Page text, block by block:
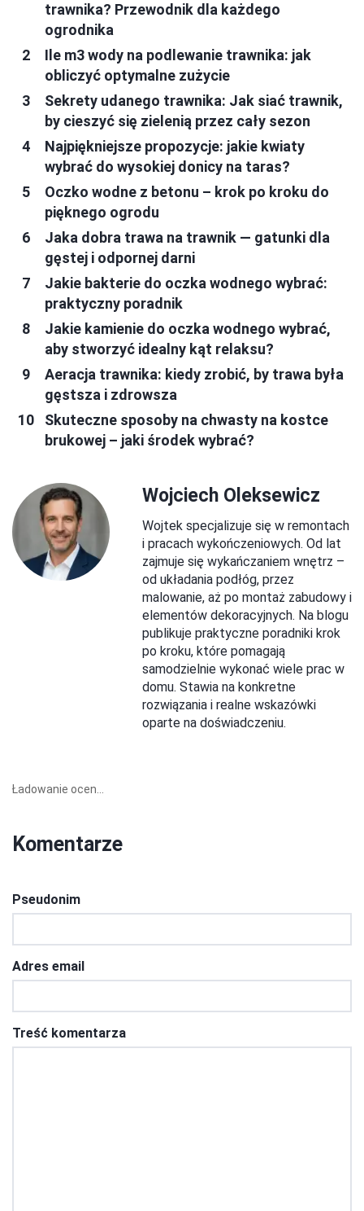
trawnika? Przewodnik dla każdego
ogrodnika
Ile m3 wody na podlewanie trawnika: jak
obliczyć optymalne zużycie
Sekrety udanego trawnika: Jak siać trawnik,
by cieszyć się zielenią przez cały sezon
Najpiękniejsze propozycje: jakie kwiaty
wybrać do wysokiej donicy na taras?
Oczko wodne z betonu – krok po kroku do
pięknego ogrodu
Jaka dobra trawa na trawnik — gatunki dla
gęstej i odpornej darni
Jakie bakterie do oczka wodnego wybrać:
praktyczny poradnik
Jakie kamienie do oczka wodnego wybrać,
aby stworzyć idealny kąt relaksu?
Aeracja trawnika: kiedy zrobić, by trawa była
gęstsza i zdrowsza
Skuteczne sposoby na chwasty na kostce
brukowej – jaki środek wybrać?
Wojciech Oleksewicz
Wojtek specjalizuje się w remontach
i pracach wykończeniowych. Od lat
zajmuje się wykańczaniem wnętrz –
od układania podłóg, przez
malowanie, aż po montaż zabudowy i
elementów dekoracyjnych. Na blogu
publikuje praktyczne poradniki krok
po kroku, które pomagają
samodzielnie wykonać wiele prac w
domu. Stawia na konkretne
rozwiązania i realne wskazówki
oparte na doświadczeniu.
Ładowanie ocen...
Komentarze
Pseudonim
Adres email
Treść komentarza